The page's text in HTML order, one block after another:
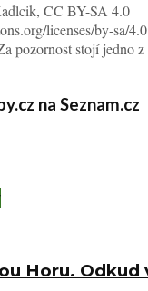
CC BY-SA 4.0
licenses/by-sa/
pozornost stojí jedno
na Seznam.cz
Horu. Odkud